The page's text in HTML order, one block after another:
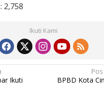
2,758
Ikuti Kami
Ikuti
BPBD Kota